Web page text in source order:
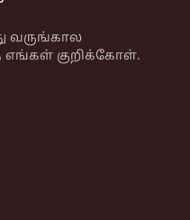
வருங்கால
எங்கள் குறிக்கோள்.